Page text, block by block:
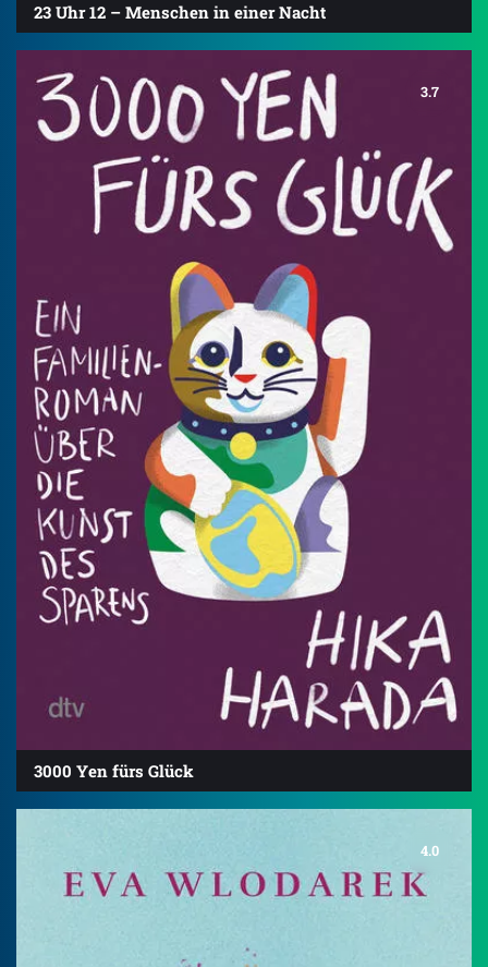
23 Uhr 12 – Menschen in einer Nacht
3.7
3000 Yen fürs Glück
4.0